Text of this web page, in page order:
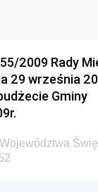
Ministra
Ministra
Głównego
Generalnej
2009 Rady
29 września
Gminy